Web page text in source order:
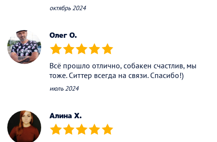
октябрь 2024
Олег О.
(*) (*) (*) (*) (*)
Всё прошло отлично, собакен счастлив, мы
тоже. Ситтер всегда на связи. Спасибо!)
июль 2024
Алина Х.
(*) (*) (*) (*) (*)